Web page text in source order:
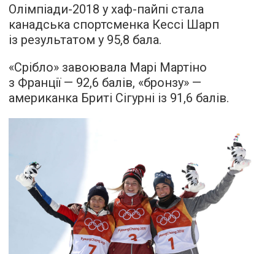
Олімпіади-2018 у хаф-пайпі стала
канадська спортсменка Кессі Шарп
із результатом у 95,8 бала.
«Срібло» завоювала Марі Мартіно
з Франції — 92,6 балів, «бронзу» —
американка Бриті Сігурні із 91,6 балів.